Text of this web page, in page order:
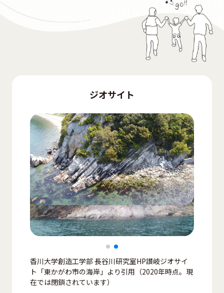
ジオサイト
香川大学創造工学部 長谷川研究室HP讃岐ジオサイ
ト「東かがわ市の海岸」より引用（2020年時点。現
在では閉鎖されています）